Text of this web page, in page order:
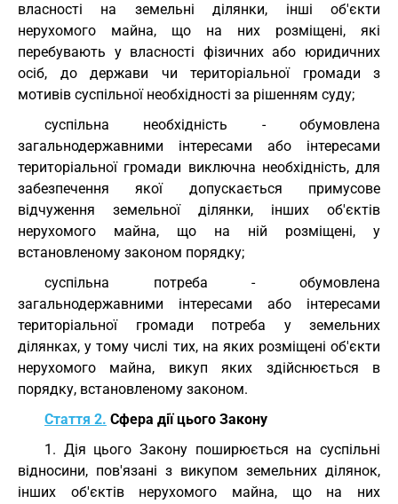
власності на земельні ділянки, інші об'єкти
нерухомого майна, що на них розміщені, які
перебувають у власності фізичних або юридичних
осіб, до держави чи територіальної громади з
мотивів суспільної необхідності за рішенням суду;
суспільна необхідність - обумовлена
загальнодержавними інтересами або інтересами
територіальної громади виключна необхідність, для
забезпечення якої допускається примусове
відчуження земельної ділянки, інших об'єктів
нерухомого майна, що на ній розміщені, у
встановленому законом порядку;
суспільна потреба - обумовлена
загальнодержавними інтересами або інтересами
територіальної громади потреба у земельних
ділянках, у тому числі тих, на яких розміщені об'єкти
нерухомого майна, викуп яких здійснюється в
порядку, встановленому законом.
Стаття 2. Сфера дії цього Закону
1. Дія цього Закону поширюється на суспільні
відносини, пов'язані з викупом земельних ділянок,
інших об'єктів нерухомого майна, що на них